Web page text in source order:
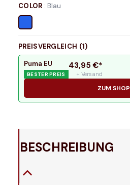
COLOR : Blau
PREISVERGLEICH (1)
Puma EU
BESTER PREIS
43,95 €*
+ Versand
ZUM SHOP
BESCHREIBUNG